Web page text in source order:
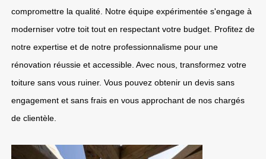
compromettre la qualité. Notre équipe expérimentée s'engage à
moderniser votre toit tout en respectant votre budget. Profitez de
notre expertise et de notre professionnalisme pour une
rénovation réussie et accessible. Avec nous, transformez votre
toiture sans vous ruiner. Vous pouvez obtenir un devis sans
engagement et sans frais en vous approchant de nos chargés
de clientèle.